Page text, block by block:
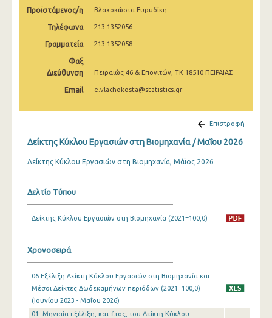
Ιανουαρίου 2025
Δεκεμβρίου 2024
Νοεμβρίου 2024
Οκτωβρίου 2024
Σεπτεμβρίου 2024
Απριλίου 2024
Φεβρουαρίου 2024
Ιανουαρίου 2024
Δεκεμβρίου 2023
Προϊστάμενος/η Βλαχοκώστα Ευρυδίκη
Τηλέφωνα 213 1352056
Γραμματεία 213 1352058
Φαξ
Διεύθυνση
Πειραιώς 46 & Επονιτών, ΤΚ 18510 ΠΕΙΡΑΙΑΣ
Email e.vlachokosta@statistics.gr
Επιστροφή
Δείκτης Κύκλου Εργασιών στη Βιομηχανία / Μαΐου 2026
Δείκτης Κύκλου Εργασιών στη Βιομηχανία, Μάϊος 2026
Δελτίο Τύπου
Δείκτης Κύκλου Εργασιών στη Βιομηχανία (2021=100,0)
Χρονοσειρά
06.Εξέλιξη Δείκτη Κύκλου Εργασιών στη Βιομηχανία και
Μέσοι Δείκτες Δωδεκαμήνων περιόδων (2021=100,0)
(Ιουνίου 2023 - Μαΐου 2026)
01. Μηνιαία εξέλιξη, κατ έτος, του Δείκτη Κύκλου